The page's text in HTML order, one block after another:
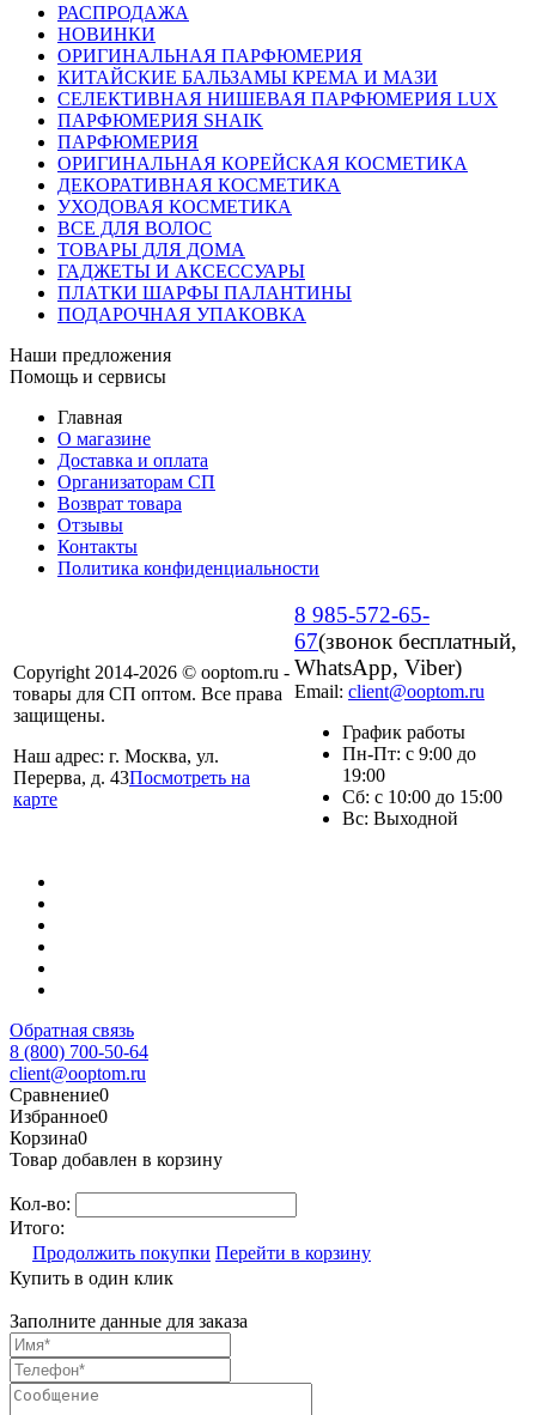
РАСПРОДАЖА
НОВИНКИ
ОРИГИНАЛЬНАЯ ПАРФЮМЕРИЯ
КИТАЙСКИЕ БАЛЬЗАМЫ КРЕМА И МАЗИ
СЕЛЕКТИВНАЯ НИШЕВАЯ ПАРФЮМЕРИЯ LUX
ПАРФЮМЕРИЯ SHAIK
ПАРФЮМЕРИЯ
ОРИГИНАЛЬНАЯ КОРЕЙСКАЯ КОСМЕТИКА
ДЕКОРАТИВНАЯ КОСМЕТИКА
УХОДОВАЯ КОСМЕТИКА
ВСЕ ДЛЯ ВОЛОС
ТОВАРЫ ДЛЯ ДОМА
ГАДЖЕТЫ И АКСЕССУАРЫ
ПЛАТКИ ШАРФЫ ПАЛАНТИНЫ
ПОДАРОЧНАЯ УПАКОВКА
Наши предложения
Помощь и сервисы
Главная
О магазине
Доставка и оплата
Организаторам СП
Возврат товара
Отзывы
Контакты
Политика конфиденциальности
Copyright 2014-2026 © ooptom.ru -
товары для СП оптом. Все права
защищены.
Наш адрес: г. Москва, ул.
Перерва, д. 43Посмотреть на
карте
8 985-572-65-
67(звонок бесплатный,
WhatsApp, Viber)
Email: client@ooptom.ru
График работы
Пн-Пт: с 9:00 до
19:00
Сб: с 10:00 до 15:00
Вс: Выходной
Обратная связь
8 (800) 700-50-64
client@ooptom.ru
Сравнение0
Избранное0
Корзина0
Товар добавлен в корзину
Кол-во:
Итого:
Продолжить покупки Перейти в корзину
Купить в один клик
Заполните данные для заказа